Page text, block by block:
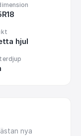
hjul
nya